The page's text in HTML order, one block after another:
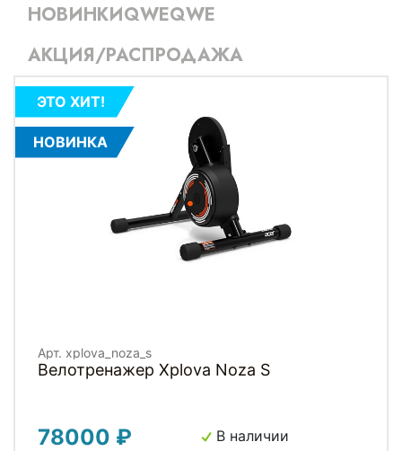
НОВИНКИQWEQWE
АКЦИЯ/РАСПРОДАЖА
ЭТО ХИТ!
НОВИНКА
Арт. xplova_noza_s
Велотренажер Xplova Noza S
78000 ₽ В наличии